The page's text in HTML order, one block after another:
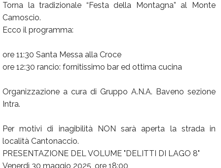
Torna la tradizionale “Festa della Montagna” al Monte
Camoscio.
Ecco il programma:
ore 11:30 Santa Messa alla Croce
ore 12:30 rancio: fornitissimo bar ed ottima cucina
Organizzazione a cura di Gruppo A.N.A. Baveno sezione
Intra.
Per motivi di inagibilità NON sarà aperta la strada in
località Cantonaccio.
PRESENTAZIONE DEL VOLUME "DELITTI DI LAGO 8"
Venerdì 30 maggio 2025, ore 18:00